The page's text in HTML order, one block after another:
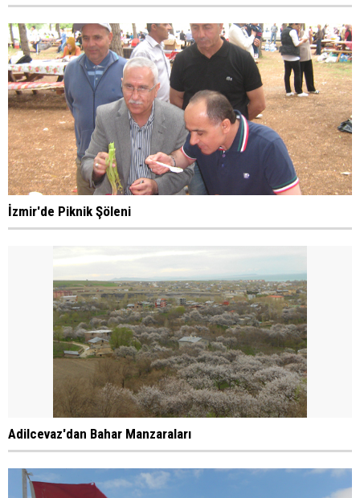
İzmir'de Piknik Şöleni
Adilcevaz'dan Bahar Manzaraları